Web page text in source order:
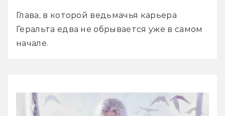
Глава, в которой ведьмачья карьера
Геральта едва не обрывается уже в самом
начале.